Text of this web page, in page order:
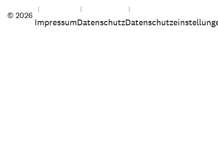
© 2026
ImpressumDatenschutz